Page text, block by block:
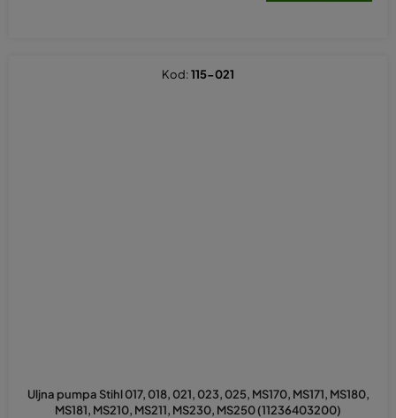
Uljna pumpa Stihl 017, 018, 021, 023, 025, MS170, MS171, MS180,
MS181, MS210, MS211, MS230, MS250 (11236403200)
Kod:115-021